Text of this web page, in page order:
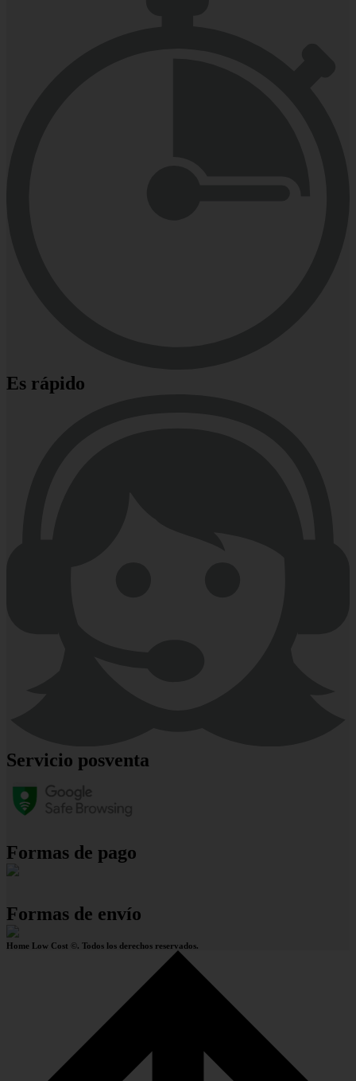
Es rápido
Servicio posventa
Formas de pago
Formas de envío
Home Low Cost ©. Todos los derechos reservados.